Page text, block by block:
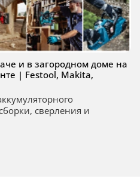
и в загородном доме на
| Festool, Makita,
сверления и